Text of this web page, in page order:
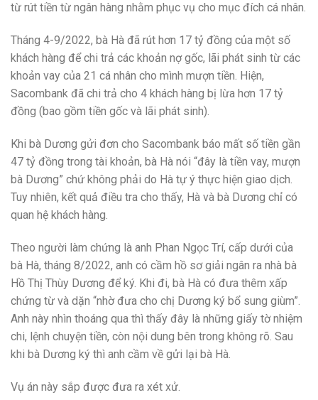
từ rút tiền từ ngân hàng nhằm phục vụ cho mục đích cá nhân.
Tháng 4-9/2022, bà Hà đã rút hơn 17 tỷ đồng của một số
khách hàng để chi trả các khoản nợ gốc, lãi phát sinh từ các
khoản vay của 21 cá nhân cho mình mượn tiền. Hiện,
Sacombank đã chi trả cho 4 khách hàng bị lừa hơn 17 tỷ
đồng (bao gồm tiền gốc và lãi phát sinh).
Khi bà Dương gửi đơn cho Sacombank báo mất số tiền gần
47 tỷ đồng trong tài khoản, bà Hà nói “đây là tiền vay, mượn
bà Dương” chứ không phải do Hà tự ý thực hiện giao dịch.
Tuy nhiên, kết quả điều tra cho thấy, Hà và bà Dương chỉ có
quan hệ khách hàng.
Theo người làm chứng là anh Phan Ngọc Trí, cấp dưới của
bà Hà, tháng 8/2022, anh có cầm hồ sơ giải ngân ra nhà bà
Hồ Thị Thùy Dương để ký. Khi đi, bà Hà có đưa thêm xấp
chứng từ và dặn “nhờ đưa cho chị Dương ký bổ sung giùm”.
Anh này nhìn thoáng qua thì thấy đây là những giấy tờ nhiệm
chi, lệnh chuyện tiền, còn nội dung bên trong không rõ. Sau
khi bà Dương ký thì anh cầm về gửi lại bà Hà.
Vụ án này sắp được đưa ra xét xử.